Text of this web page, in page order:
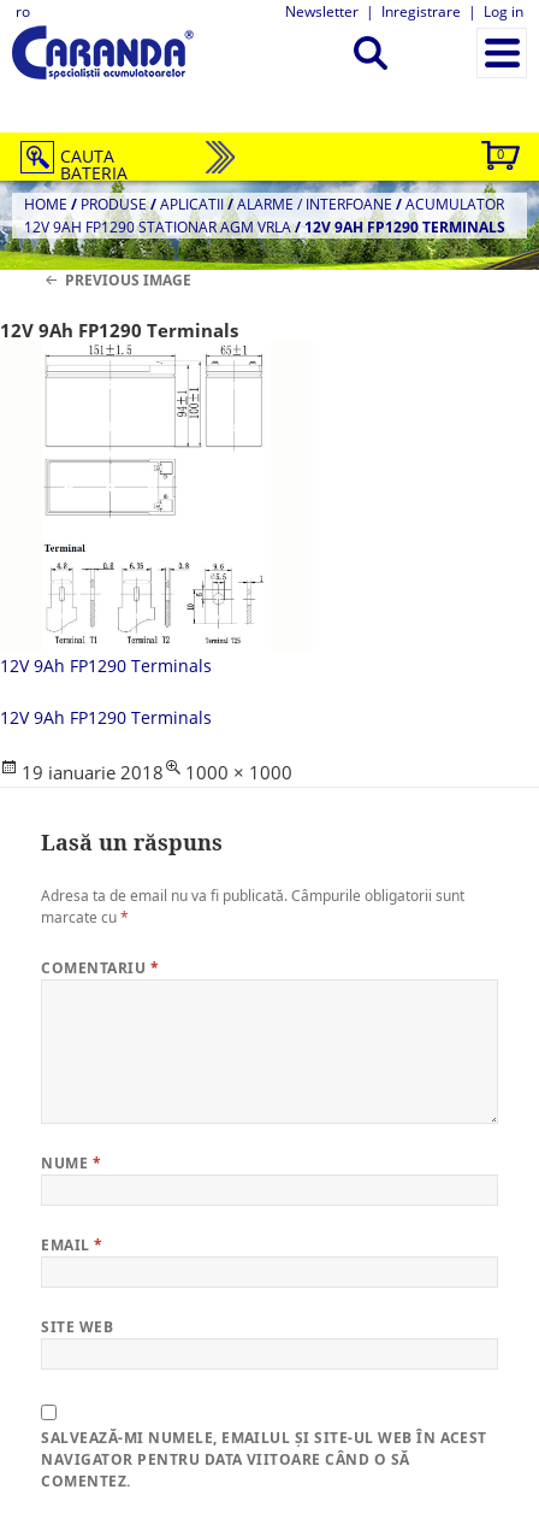
ro Newsletter | Inregistrare | Log in
0
CAUTA
BATERIA
HOME / PRODUSE/APLICATII/ALARME / INTERFOANE /ACUMULATOR
12V 9AH FP1290 STATIONAR AGM VRLA/12V 9AH FP1290 TERMINALS
PREVIOUS IMAGE
12V 9Ah FP1290 Terminals
12V 9Ah FP1290 Terminals
12V 9Ah FP1290 Terminals
Posted
19 ianuarie 2018
Full
1000 × 1000
Lasă un răspuns
Adresa ta de email nu va fi publicată. Câmpurile obligatorii sunt
marcate cu*
COMENTARIU *
NUME *
EMAIL*
SITE WEB
SALVEAZĂ-MI NUMELE, EMAILUL ȘI SITE-UL WEB ÎN ACEST
NAVIGATOR PENTRU DATA VIITOARE CÂND O SĂ
COMENTEZ.